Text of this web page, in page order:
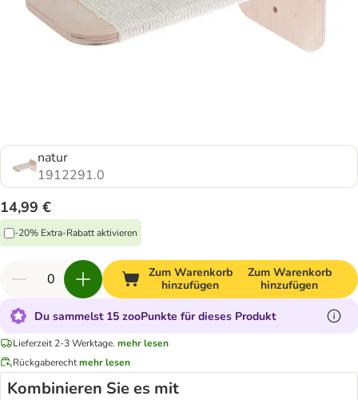
natur
1912291.0
14,99 €
-20% Extra-Rabatt aktivieren
Zum Warenkorb
hinzufügen
Zum Warenkorb
hinzufügen
Du sammelst 15 zooPunkte für dieses Produkt
Lieferzeit 2-3 Werktage. mehr lesen
Rückgaberechtmehr lesen
Kombinieren Sie es mit